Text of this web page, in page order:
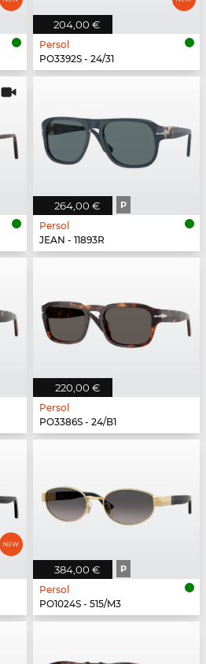
204,00 €
Persol
PO3392S - 24/31
264,00 € P
Persol
JEAN - 11893R
220,00 €
Persol
PO3386S - 24/B1
384,00 € P
Persol
PO1024S - 515/M3